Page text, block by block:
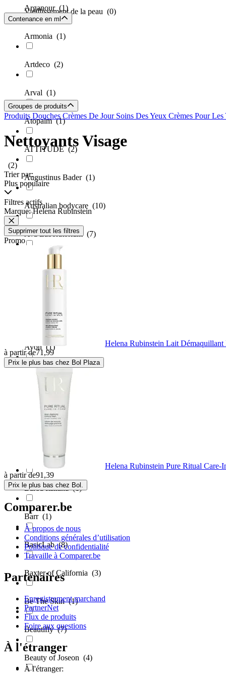
Arganour (1)
Armonia (1)
Artdeco (2)
Arval (1)
Atopalm(1)
ATTITUDE(2)
Augustinus Bader (1)
Australian bodycare (10)
Ava Laboratorium (7)
(2)
Avene(11)
Avon(1)
Babor
Bahama(1)
(9)
Baobab (1)
Barba Italiana(1)
Barr (1)
BasicLab(8)
Baxter of California (3)
Be The Skin(1)
Beautifly(7)
Beauty of Joseon (4)
Vieillissement de la peau (0)
Contenance en ml
Groupes de produits
Produits Douches Crèmes De Jour Soins Des Yeux Crèmes Pour Les
Nettoyants Visage
(2)
Trier par:
Plus populaire
Filtres actifs
Marque: Helena Rubinstein
Supprimer tout les filtres
Promo
Helena Rubinstein Lait Démaquillant
à partir de71,99
Prix le plus bas chez Bol Plaza
Helena Rubinstein Pure Ritual Care-
à partir de91,39
Prix le plus bas chez Bol.
Comparer.be
À propos de nous
Conditions générales d’utilisation
Politique de confidentialité
Travaille à Comparer.be
Partenaires
Enregistrement marchand
PartnerNet
Flux de produits
Foire aux questions
À l'étranger
À l'étranger: